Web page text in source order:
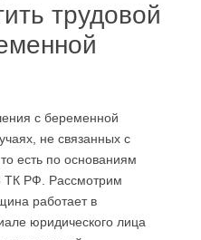
трудовой
с беременной
не связанных с
есть по основаниям
ТК РФ. Рассмотрим
работает в
юридического лица